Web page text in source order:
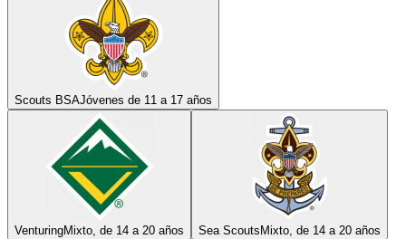
Scouts BSAJóvenes de 11 a 17 años
VenturingMixto, de 14 a 20 años Sea Scouts Mixto, de 14 a 20 años